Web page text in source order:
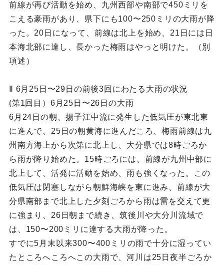
前線が再ぴ活動を始め、九州西部や南部で450ミリを
こえる豪雨があり、県下にも100〜250ミリの大雨が降
った。20日になって、前線は北上を始め、21日には日
本海北部に達し、長かった梅雨はやっと明けた。（別
項述）
Ⅱ 6月25日〜29日の前後3回にわたる大雨の状況
(第1回目）6月25日〜26日の大雨
6月24日の朝、揚子江中流に発生した低気圧が東北東
に進んで、25日の朝黄海に進んだころ、梅雨前線は九
州南方海上から次第に北上し、大分県では8時ごろか
ら雨が降り始めた。15時ごろには、前線が九州中部に
北上して、活発に活動を始め、雨も強くなった。この
低気圧は閉塞しながら朝鮮海峡を東に進み、前線が大
分県南部まで北上した夕刻ごろから雨は雷を交えて更
に強まり、26日朝まで続き、筑後川や大分川流域で
は、150〜200ミリに達する大雨が降った。
すでに5月末以来300〜400ミリの雨で十分に湿ってい
たところへころへこの大雨で、河川は25日夜半ごろか